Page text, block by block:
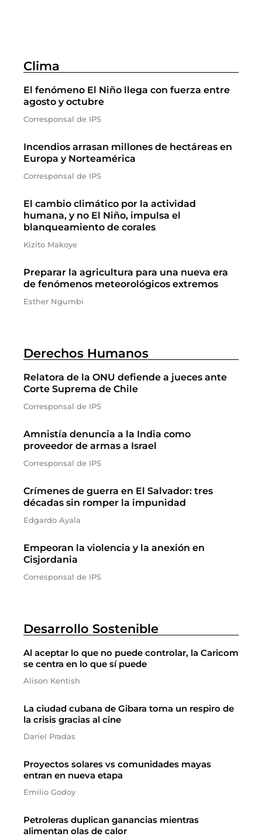
Clima
El fenómeno El Niño llega con fuerza entre
agosto y octubre
Corresponsal de IPS
Incendios arrasan millones de hectáreas en
Europa y Norteamérica
Corresponsal de IPS
El cambio climático por la actividad
humana, y no El Niño, impulsa el
blanqueamiento de corales
Kizito Makoye
Preparar la agricultura para una nueva era
de fenómenos meteorológicos extremos
Esther Ngumbi
Derechos Humanos
Relatora de la ONU defiende a jueces ante
Corte Suprema de Chile
Corresponsal de IPS
Amnistía denuncia a la India como
proveedor de armas a Israel
Corresponsal de IPS
Crímenes de guerra en El Salvador: tres
décadas sin romper la impunidad
Edgardo Ayala
Empeoran la violencia y la anexión en
Cisjordania
Corresponsal de IPS
Desarrollo Sostenible
Al aceptar lo que no puede controlar, la Caricom
se centra en lo que sí puede
Alison Kentish
La ciudad cubana de Gibara toma un respiro de
la crisis gracias al cine
Dariel Pradas
Proyectos solares vs comunidades mayas
entran en nueva etapa
Emilio Godoy
Petroleras duplican ganancias mientras
alimentan olas de calor